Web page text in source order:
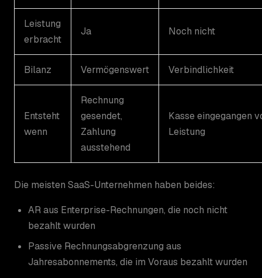
Leistung
erbracht
Ja Noch nicht
Bilanz Vermögenswert Verbindlichkeit
Entsteht
wenn
Rechnung
gesendet,
Zahlung
ausstehend
Kasse eingegangen
Leistung
Die meisten SaaS-Unternehmen haben beides:
AR aus Enterprise-Rechnungen, die noch nicht
bezahlt wurden
Passive Rechnungsabgrenzung aus
Jahresabonnements, die im Voraus bezahlt wurden